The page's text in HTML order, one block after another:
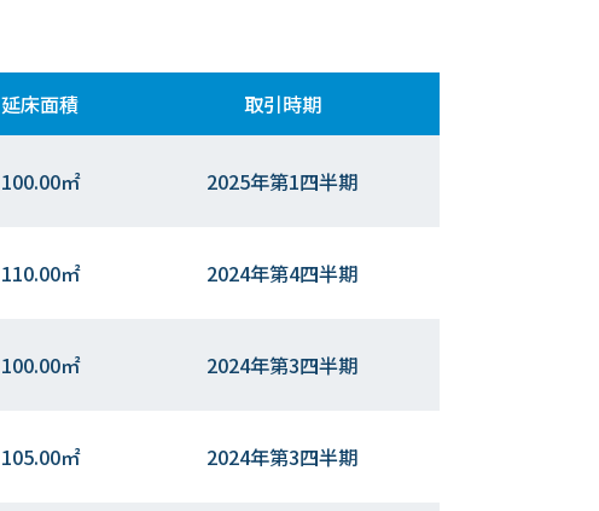
延床面積 取引時期
100.00㎡ 2025年第1四半期
110.00㎡ 2024年第4四半期
100.00㎡ 2024年第3四半期
105.00㎡ 2024年第3四半期